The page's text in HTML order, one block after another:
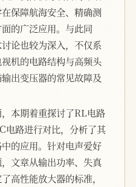
保障航海安全、精确测
的广泛应用。与此同
论也较为深入，不仅系
机的电路结构与高频头
出变压器的常见故障及
本期着重探讨了RL电路
电路进行对比，分析了其
的应用。针对电声爱好
文章从输出功率、失真
高性能放大器的标准，